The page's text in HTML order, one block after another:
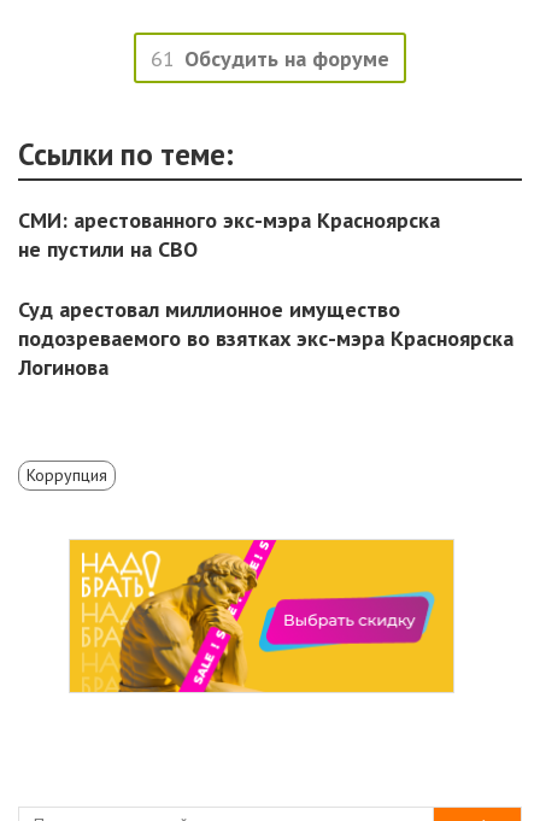
61 Обсудить на форуме
Ссылки по теме:
СМИ: арестованного экс-мэра Красноярска
не пустили на СВО
Суд арестовал миллионное имущество
подозреваемого во взятках экс-мэра Красноярска
Логинова
Коррупция